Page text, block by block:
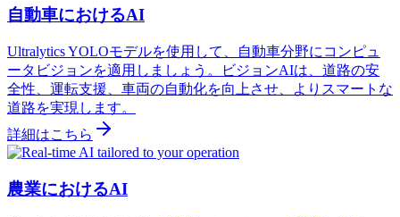
自動車におけるAI
Ultralytics YOLOモデルを使用して、自動車分野にコンピュ
ータビジョンを適用しましょう。ビジョンAIは、道路の安
全性、運転支援、車両の自動化を向上させ、よりスマートな
道路を実現します。
詳細はこちら
農業におけるAI